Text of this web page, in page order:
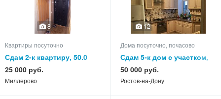
8
Квартиры посуточно
Сдам 2-к квартиру, 50.0
кв.м, этаж 5 из 5
25 000 руб.
Миллерово
12
Дома посуточно, почасово
Сдам 5-к дом с участком,
90.0 кв.м, этажей 1
50 000 руб.
Ростов-на-Дону